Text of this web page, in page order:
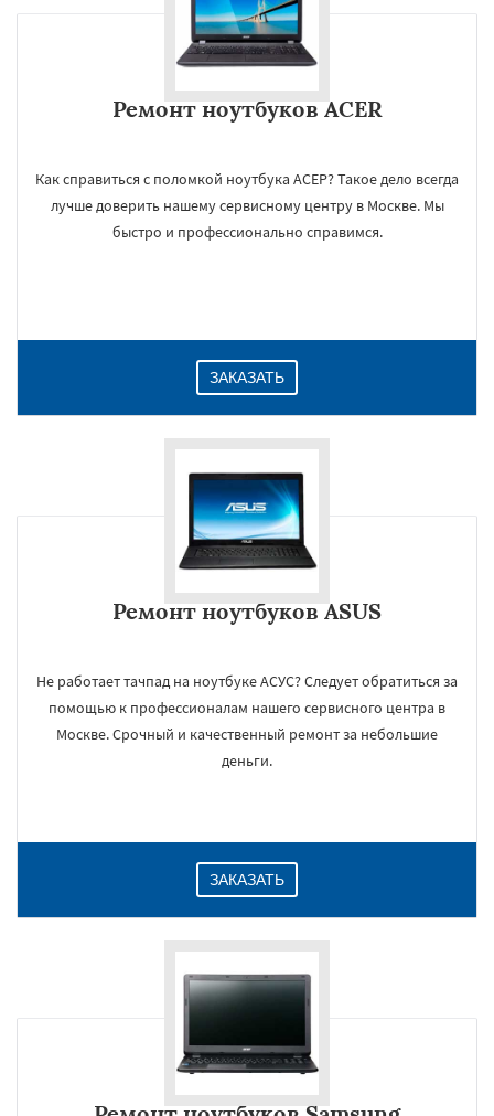
Ремонт ноутбуков ACER
Как справиться с поломкой ноутбука АСЕР? Такое дело всегда
лучше доверить нашему сервисному центру в Москве. Мы
быстро и профессионально справимся.
ЗАКАЗАТЬ
Ремонт ноутбуков ASUS
Не работает тачпад на ноутбуке АСУС? Следует обратиться за
помощью к профессионалам нашего сервисного центра в
Москве. Срочный и качественный ремонт за небольшие
деньги.
ЗАКАЗАТЬ